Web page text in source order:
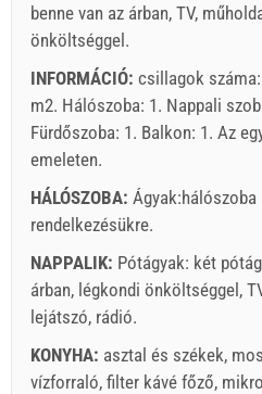
benne van az árban, TV,
önköltséggel.
INFORMÁCIÓ: csillagok
m2. Hálószoba: 1. Nappali
Fürdőszoba: 1. Balkon: 1. Az
emeleten.
HÁLÓSZOBA: Ágyak:hálószoba
rendelkezésükre.
NAPPALIK: Pótágyak: két
árban, légkondi önköltséggel,
lejátszó, rádió.
KONYHA: asztal és székek,
vízforraló, filter kávé főző,